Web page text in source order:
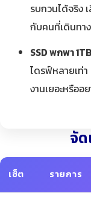
รบกวนได้จริง
กับคนที่เดินทา
SSD พกพา
ไดรฟ์หลายเท่
งานเยอะหรือ
จั
เซ็ต รายการ